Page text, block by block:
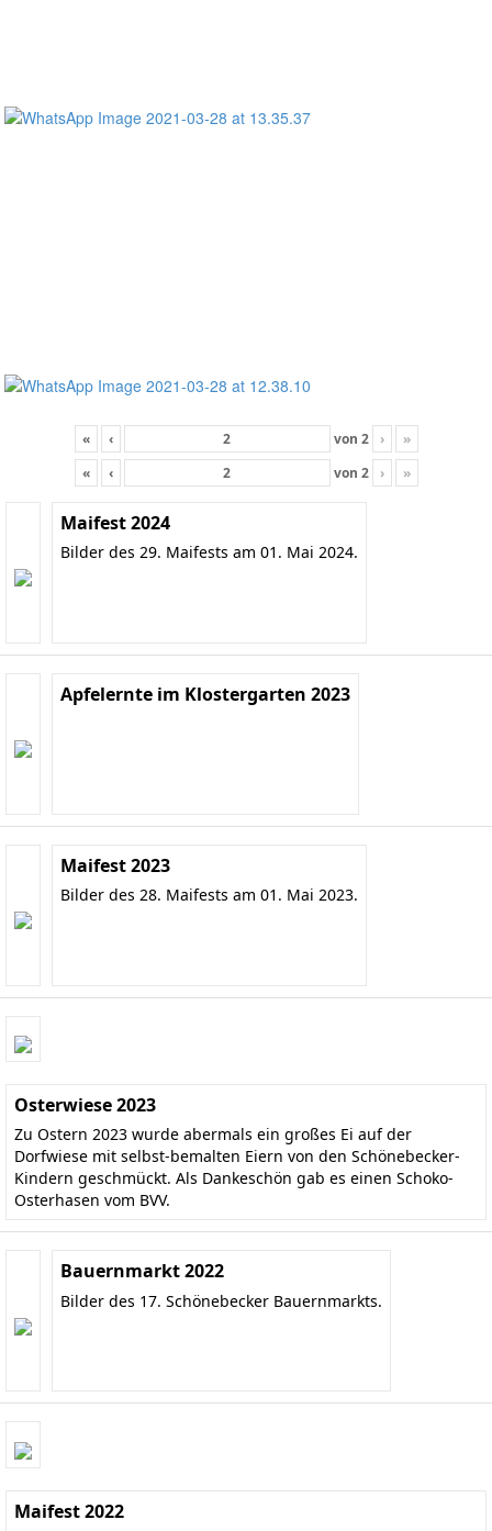
« ‹ von 2 ›
»
«
‹ von 2 › »
Maifest 2024
Bilder des 29. Maifests am 01. Mai 2024.
Apfelernte im Klostergarten 2023
Maifest 2023
Bilder des 28. Maifests am 01. Mai 2023.
Osterwiese 2023
Zu Ostern 2023 wurde abermals ein großes Ei auf der
Dorfwiese mit selbst-bemalten Eiern von den Schönebecker-
Kindern geschmückt. Als Dankeschön gab es einen Schoko-
Osterhasen vom BVV.
Bauernmarkt 2022
Bilder des 17. Schönebecker Bauernmarkts.
Maifest 2022